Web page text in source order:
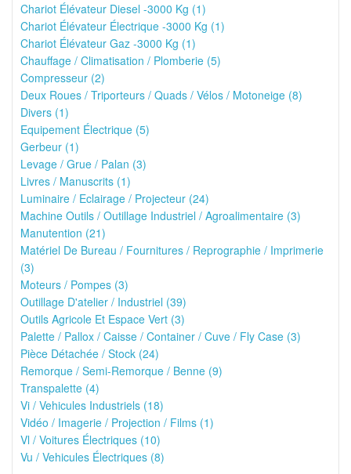
Chariot Élévateur Diesel -3000 Kg (1)
Chariot Élévateur Électrique -3000 Kg (1)
Chariot Élévateur Gaz -3000 Kg (1)
Chauffage / Climatisation / Plomberie (5)
Compresseur (2)
Deux Roues / Triporteurs / Quads / Vélos / Motoneige (8)
Divers (1)
Equipement Électrique (5)
Gerbeur (1)
Levage / Grue / Palan (3)
Livres / Manuscrits (1)
Luminaire / Eclairage / Projecteur (24)
Machine Outils / Outillage Industriel / Agroalimentaire (3)
Manutention (21)
Matériel De Bureau / Fournitures / Reprographie / Imprimerie
(3)
Moteurs / Pompes (3)
Outillage D'atelier / Industriel (39)
Outils Agricole Et Espace Vert (3)
Palette / Pallox / Caisse / Container / Cuve / Fly Case (3)
Pièce Détachée / Stock (24)
Remorque / Semi-Remorque / Benne (9)
Transpalette (4)
Vi / Vehicules Industriels (18)
Vidéo / Imagerie / Projection / Films (1)
Vl / Voitures Électriques (10)
Vu / Vehicules Électriques (8)